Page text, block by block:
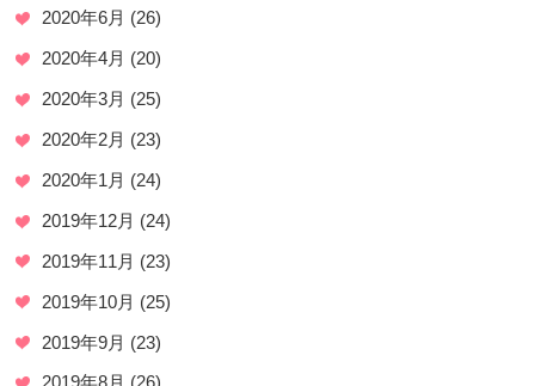
2020年6月 (26)
2020年4月 (20)
2020年3月 (25)
2020年2月 (23)
2020年1月 (24)
2019年12月 (24)
2019年11月 (23)
2019年10月 (25)
2019年9月 (23)